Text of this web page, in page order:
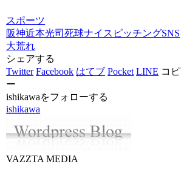
スポーツ
阪神近本光司死球ナイスピッチングSNS
大荒れ
シェアする
Twitter Facebook はてブ Pocket LINE コピ
ー
ishikawaをフォローする
ishikawa
VAZZTA MEDIA